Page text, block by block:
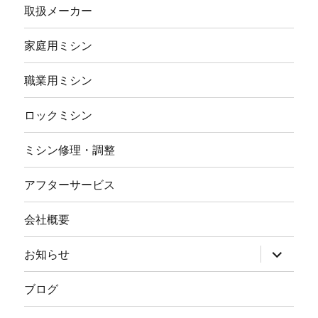
取扱メーカー
家庭用ミシン
職業用ミシン
ロックミシン
ミシン修理・調整
アフターサービス
会社概要
お知らせ
ブ
メ
ー
ブログ